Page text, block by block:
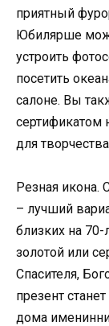
приятный
Юбилярше
устроить
посетить
салоне. Вы
сертификатом
для
Резная икона.
– лучший
близких на
золотой или
Спасителя,
презент
дома